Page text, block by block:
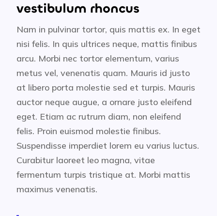
vestibulum rhoncus
Nam in pulvinar tortor, quis mattis ex. In eget
nisi felis. In quis ultrices neque, mattis finibus
arcu. Morbi nec tortor elementum, varius
metus vel, venenatis quam. Mauris id justo
at libero porta molestie sed et turpis. Mauris
auctor neque augue, a ornare justo eleifend
eget. Etiam ac rutrum diam, non eleifend
felis. Proin euismod molestie finibus.
Suspendisse imperdiet lorem eu varius luctus.
Curabitur laoreet leo magna, vitae
fermentum turpis tristique at. Morbi mattis
maximus venenatis.